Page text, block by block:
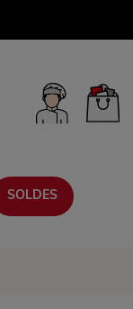
SOLDES